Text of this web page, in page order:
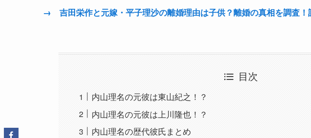
→ 吉田栄作と元嫁・平子理沙の離婚理由は子供？離婚の真相を調査！
目次
内山理名の元彼は東山紀之！？
内山理名の元彼は上川隆也！？
内山理名の歴代彼氏まとめ